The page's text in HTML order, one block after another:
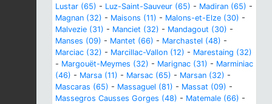
Lustar (65) - Luz-Saint-Sauveur (65) - Madiran (65) -
Magnan (32) - Maisons (11) - Malons-et-Elze (30) -
Malvezie (31) - Manciet (32) - Mandagout (30) -
Manses (09) - Mantet (66) - Marchastel (48) -
Marciac (32) - Marcillac-Vallon (12) - Marestaing (32)
- Margouët-Meymes (32) - Marignac (31) - Marminiac
(46) - Marsa (11) - Marsac (65) - Marsan (32) -
Mascaras (65) - Massaguel (81) - Massat (09) -
Massegros Causses Gorges (48) - Matemale (66) -